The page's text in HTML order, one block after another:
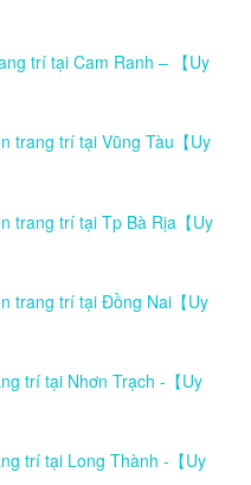
trí tại Cam Ranh – 【Uy
trang trí tại Vũng Tàu【Uy
trang trí tại Tp Bà Rịa【Uy
trang trí tại Đồng Nai【Uy
trí tại Nhơn Trạch -【Uy
trí tại Long Thành -【Uy